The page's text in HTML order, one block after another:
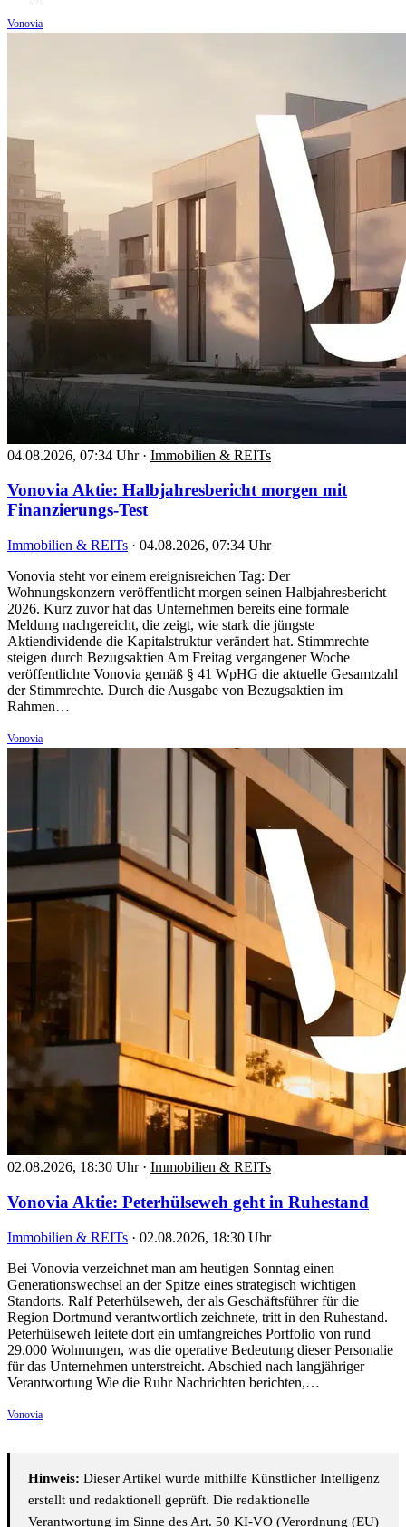
Vonovia
04.08.2026, 07:34 Uhr · Immobilien & REITs
Vonovia Aktie: Halbjahresbericht morgen mit
Finanzierungs-Test
Immobilien & REITs · 04.08.2026, 07:34 Uhr
Vonovia steht vor einem ereignisreichen Tag: Der
Wohnungskonzern veröffentlicht morgen seinen Halbjahresbericht
2026. Kurz zuvor hat das Unternehmen bereits eine formale
Meldung nachgereicht, die zeigt, wie stark die jüngste
Aktiendividende die Kapitalstruktur verändert hat. Stimmrechte
steigen durch Bezugsaktien Am Freitag vergangener Woche
veröffentlichte Vonovia gemäß § 41 WpHG die aktuelle Gesamtzahl
der Stimmrechte. Durch die Ausgabe von Bezugsaktien im
Rahmen…
Vonovia
02.08.2026, 18:30 Uhr · Immobilien & REITs
Vonovia Aktie: Peterhülseweh geht in Ruhestand
Immobilien & REITs · 02.08.2026, 18:30 Uhr
Bei Vonovia verzeichnet man am heutigen Sonntag einen
Generationswechsel an der Spitze eines strategisch wichtigen
Standorts. Ralf Peterhülseweh, der als Geschäftsführer für die
Region Dortmund verantwortlich zeichnete, tritt in den Ruhestand.
Peterhülseweh leitete dort ein umfangreiches Portfolio von rund
29.000 Wohnungen, was die operative Bedeutung dieser Personalie
für das Unternehmen unterstreicht. Abschied nach langjähriger
Verantwortung Wie die Ruhr Nachrichten berichten,…
Vonovia
Hinweis: Dieser Artikel wurde mithilfe Künstlicher Intelligenz
erstellt und redaktionell geprüft. Die redaktionelle
Verantwortung im Sinne des Art. 50 KI-VO (Verordnung (EU)